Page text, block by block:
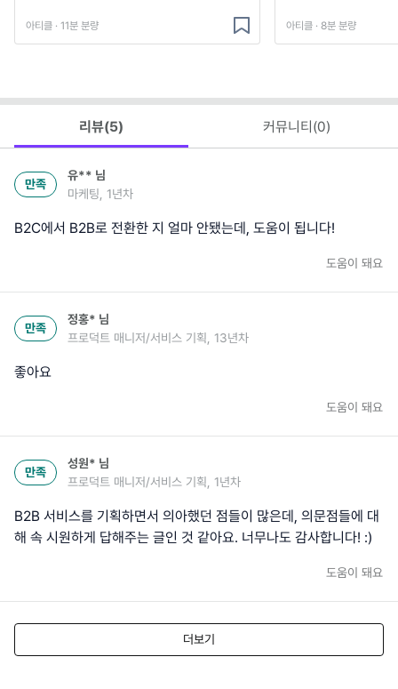
아티클 · 11분 분량 아티클 · 8분 분량
리뷰(5) 커뮤니티(0)
만족
유** 님
마케팅, 1년차
B2C에서 B2B로 전환한 지 얼마 안됐는데, 도움이 됩니다!
도움이 돼요
만족
정홍* 님
프로덕트 매니저/서비스 기획, 13년차
좋아요
도움이 돼요
만족
성원* 님
프로덕트 매니저/서비스 기획, 1년차
B2B 서비스를 기획하면서 의아했던 점들이 많은데, 의문점들에 대
해 속 시원하게 답해주는 글인 것 같아요. 너무나도 감사합니다! :)
도움이 돼요
더보기